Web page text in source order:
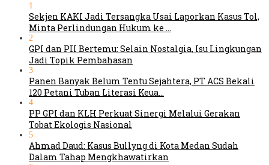
1
Sekjen KAKI Jadi Tersangka Usai Laporkan Kasus Tol,
Minta Perlindungan Hukum ke …
2
GPI dan PII Bertemu: Selain Nostalgia, Isu Lingkungan
Jadi Topik Pembahasan
3
Panen Banyak Belum Tentu Sejahtera, PT ACS Bekali
120 Petani Tuban Literasi Keua…
4
PP GPI dan KLH Perkuat Sinergi Melalui Gerakan
Tobat Ekologis Nasional
5
Ahmad Daud: Kasus Bullyng di Kota Medan Sudah
Dalam Tahap Mengkhawatirkan